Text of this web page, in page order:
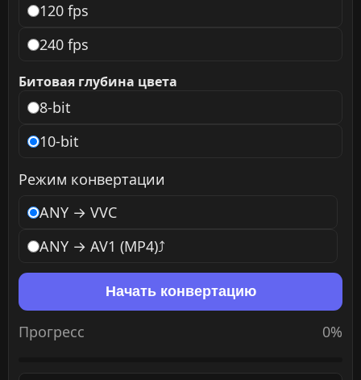
120 fps
240 fps
Битовая глубина цвета
8-bit
10-bit
Режим конвертации
ANY → VVC
ANY → AV1 (MP4)⤴️
Начать конвертацию
Прогресс 0%